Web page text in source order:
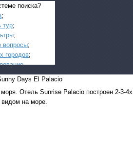
поиска?
;
тур;
;
вопросы;
городов;
.
Days El Palacio
Отель Sunrise Palacio построен 2-3-4х
на море.